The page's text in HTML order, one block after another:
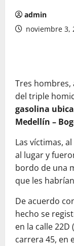
admin
noviembre 3,
Tres hombres,
del triple
gasolina
Medellín –
Las víctimas,
al lugar y
bordo de una
que les
De acuerdo
hecho se
en la calle
carrera 45, en